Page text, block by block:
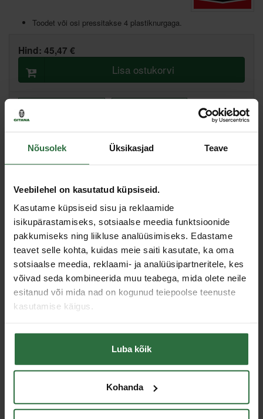
Nõusolek Üksikasjad Teave
Veebilehel on kasutatud küpsiseid.
Kasutame küpsiseid sisu ja reklaamide
isikupärastamiseks, sotsiaalse meedia funktsioonide
pakkumiseks ning liikluse analüüsimiseks. Edastame
teavet selle kohta, kuidas meie saiti kasutate, ka oma
sotsiaalse meedia, reklaami- ja analüüsipartneritele, kes
võivad seda kombineerida muu teabega, mida olete neile
esitanud või mida nad on kogunud teiepoolse teenuste
kasutamise käigus.
Luba kõik
Kohanda
Toodet või osi pressitakse 4 plastiknurgaga.
Hind: 45,47 €
Lisa ostukorvi
Tallinn pood, Artelli 19, Tallinn
Põhiladu, (eeldatav tarne, 2-4 tööpäeva)
Spetsifikatsioon
Pitskruvi puidule, klaasile, plastile
Sarnased tooted
Toodete loendi laadimine ebaõnnestus.